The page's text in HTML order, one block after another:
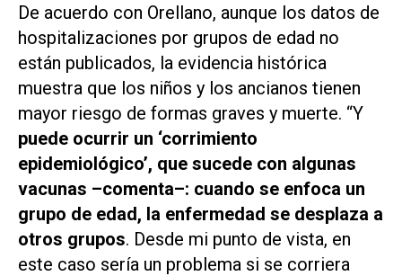
De acuerdo con Orellano, aunque los datos de
hospitalizaciones por grupos de edad no
están publicados, la evidencia histórica
muestra que los niños y los ancianos tienen
mayor riesgo de formas graves y muerte. “Y
puede ocurrir un ‘corrimiento
epidemiológico’, que sucede con algunas
vacunas –comenta–: cuando se enfoca un
grupo de edad, la enfermedad se desplaza a
otros grupos. Desde mi punto de vista, en
este caso sería un problema si se corriera